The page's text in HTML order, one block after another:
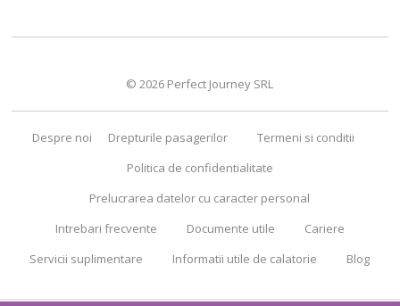
© 2026 Perfect Journey SRL
Despre noi Drepturile pasagerilor
Termeni si conditii
Politica de confidentialitate
Prelucrarea datelor cu caracter personal
Intrebari frecvente
Documente utile
Cariere
Servicii suplimentare
Informatii utile de calatorie Blog